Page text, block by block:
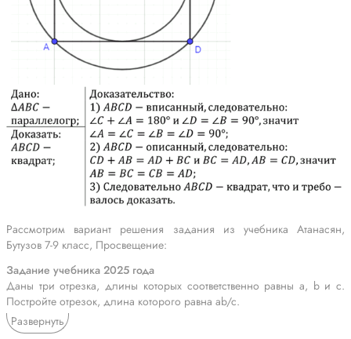
Рассмотрим вариант решения задания из учебника Атанасян,
Бутузов 7-9 класс, Просвещение:
Задание учебника 2025 года
Даны три отрезка, длины которых соответственно равны а, b и с.
Постройте отрезок, длина которого равна ab/c.
Задание учебника 2023 года
Развернуть